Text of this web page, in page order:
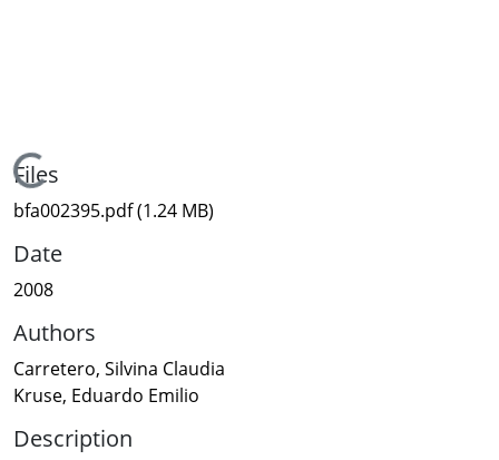
Loading...
Files
bfa002395.pdf(1.24 MB)
Date
2008
Authors
Carretero, Silvina Claudia
Kruse, Eduardo Emilio
Description